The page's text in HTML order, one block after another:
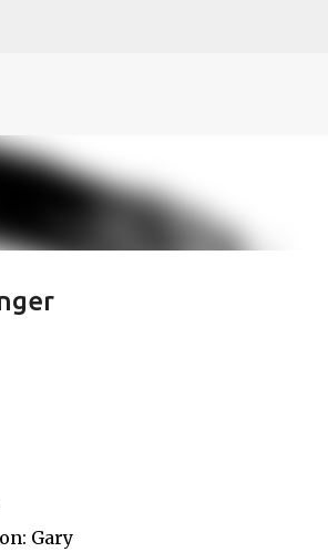
Gary